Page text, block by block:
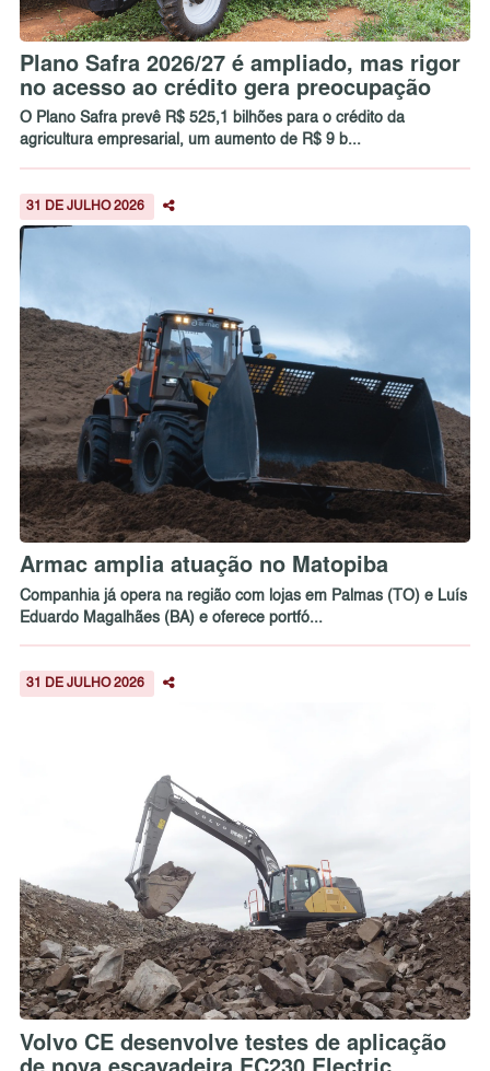
Plano Safra 2026/27 é ampliado, mas rigor
no acesso ao crédito gera preocupação
O Plano Safra prevê R$ 525,1 bilhões para o crédito da
agricultura empresarial, um aumento de R$ 9 b...
31 DE JULHO 2026
Armac amplia atuação no Matopiba
Companhia já opera na região com lojas em Palmas (TO) e Luís
Eduardo Magalhães (BA) e oferece portfó...
31 DE JULHO 2026
Volvo CE desenvolve testes de aplicação